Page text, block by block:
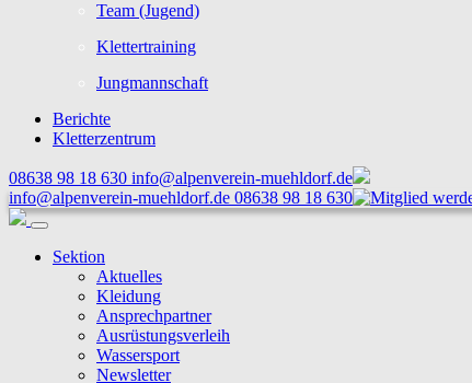
Team (Jugend)
Klettertraining
Jungmannschaft
Berichte
Kletterzentrum
08638 98 18 630 info@alpenverein-muehldorf.de
info@alpenverein-muehldorf.de 08638 98 18 630
Sektion
Aktuelles
Kleidung
Ansprechpartner
Ausrüstungsverleih
Wassersport
Newsletter